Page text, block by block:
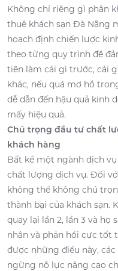
Không chỉ riêng gì phân
thuê khách sạn Đà Nẵng
hoạch định chiến lược
theo từng quy trình để
tiên làm cái gì trước, cái
khác, nếu quá mơ hồ
dễ dẫn đến hậu quả kinh
mấy hiệu quả.
Chú trọng đầu tư chất
khách hàng
Bất kể một ngành dịch
chất lượng dịch vụ. Đối
không thể không chú
thành bại của khách sạn.
quay lại lần 2, lần 3 và họ
nhân và phản hồi cực tốt
được những điều này,
ngừng nỗ lực nâng cao